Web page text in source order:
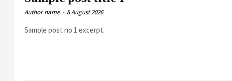
Author name - 8 August 2026
Sample post no 1 excerpt.